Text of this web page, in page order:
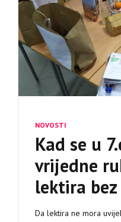
NOVOSTI
Kad se u
vrijedne
lektira bez
Da lektira ne mora